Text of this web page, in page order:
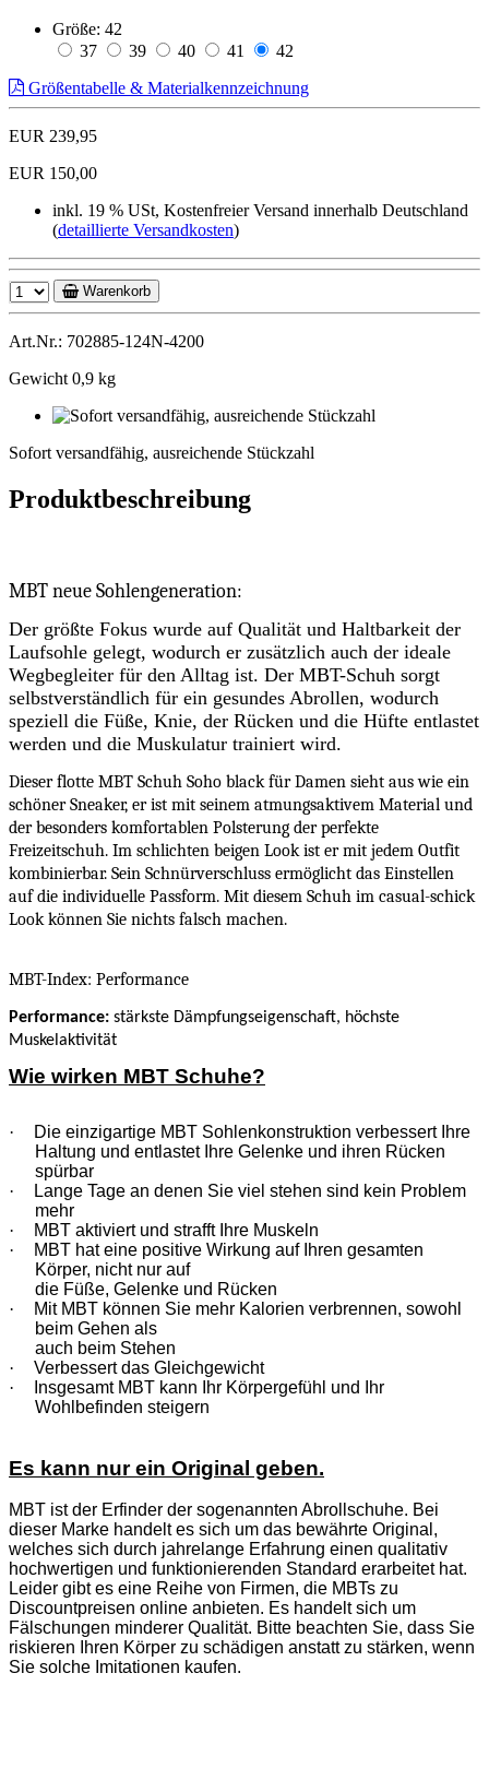
Größe: 42
37
39 40 41
42
Größentabelle & Materialkennzeichnung
EUR 239,95
EUR 150,00
inkl. 19 % USt, Kostenfreier Versand innerhalb Deutschland
(detaillierte Versandkosten)
Warenkorb
Art.Nr.: 702885-124N-4200
Gewicht 0,9 kg
Sofort versandfähig, ausreichende Stückzahl
Produktbeschreibung
MBT neue Sohlengeneration:
Der größte Fokus wurde auf Qualität und Haltbarkeit der
Laufsohle gelegt, wodurch er zusätzlich auch der ideale
Wegbegleiter für den Alltag ist. Der MBT-Schuh sorgt
selbstverständlich für ein gesundes Abrollen, wodurch
speziell die Füße, Knie, der Rücken und die Hüfte entlastet
werden und die Muskulatur trainiert wird.
Dieser flotte MBT Schuh Soho black für Damen sieht aus wie ein
schöner Sneaker, er ist mit seinem atmungsaktivem Material und
der besonders komfortablen Polsterung der perfekte
Freizeitschuh. Im schlichten beigen Look ist er mit jedem Outfit
kombinierbar. Sein Schnürverschluss ermöglicht das Einstellen
auf die individuelle Passform. Mit diesem Schuh im casual-schick
Look können Sie nichts falsch machen.
MBT-Index: Performance
Performance: stärkste Dämpfungseigenschaft, höchste
Muskelaktivität
Wie wirken MBT Schuhe?
·
Die einzigartige MBT Sohlenkonstruktion verbessert Ihre
Haltung und entlastet Ihre Gelenke und ihren Rücken
spürbar
·
Lange Tage an denen Sie viel stehen sind kein Problem
mehr
·
MBT aktiviert und strafft Ihre Muskeln
·
MBT hat eine positive Wirkung auf Ihren gesamten
Körper, nicht nur auf
die Füße, Gelenke und Rücken
·
Mit MBT können Sie mehr Kalorien verbrennen, sowohl
beim Gehen als
auch beim Stehen
·
Verbessert das Gleichgewicht
·
Insgesamt MBT kann Ihr Körpergefühl und Ihr
Wohlbefinden steigern
Es kann nur ein Original geben.
MBT ist der Erfinder der sogenannten Abrollschuhe. Bei
dieser Marke handelt es sich um das bewährte Original,
welches sich durch jahrelange Erfahrung einen qualitativ
hochwertigen und funktionierenden Standard erarbeitet hat.
Leider gibt es eine Reihe von Firmen, die MBTs zu
Discountpreisen online anbieten. Es handelt sich um
Fälschungen minderer Qualität. Bitte beachten Sie, dass Sie
riskieren Ihren Körper zu schädigen anstatt zu stärken, wenn
Sie solche Imitationen kaufen.